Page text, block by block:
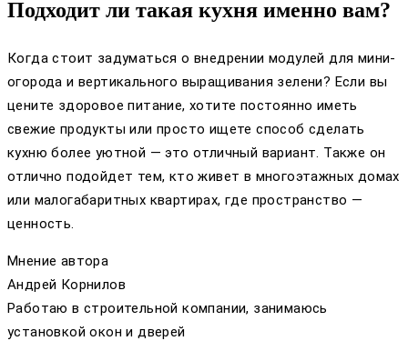
Подходит ли такая кухня именно вам?
Когда стоит задуматься о внедрении модулей для мини-
огорода и вертикального выращивания зелени? Если вы
цените здоровое питание, хотите постоянно иметь
свежие продукты или просто ищете способ сделать
кухню более уютной — это отличный вариант. Также он
отлично подойдет тем, кто живет в многоэтажных домах
или малогабаритных квартирах, где пространство —
ценность.
Мнение автора
Андрей Корнилов
Работаю в строительной компании, занимаюсь
установкой окон и дверей